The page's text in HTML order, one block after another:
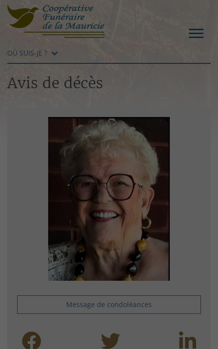
OÙ SUIS-JE ?
Avis de décès
Message de condoléances